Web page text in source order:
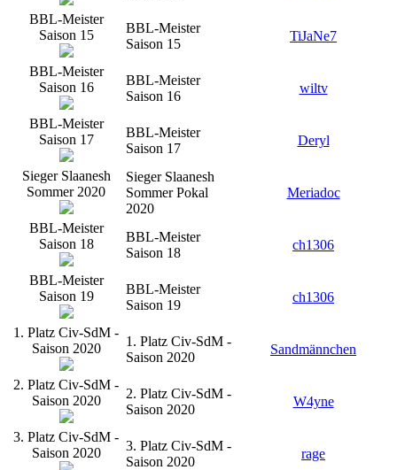
BBL-Meister
Saison 15
BBL-Meister
Saison 15
TiJaNe7
BBL-Meister
Saison 16
BBL-Meister
Saison 16
wiltv
BBL-Meister
Saison 17
BBL-Meister
Saison 17
Deryl
Sieger Slaanesh
Sommer 2020
Sieger Slaanesh
Sommer Pokal
2020
Meriadoc
BBL-Meister
Saison 18
BBL-Meister
Saison 18
ch1306
BBL-Meister
Saison 19
BBL-Meister
Saison 19
ch1306
1. Platz Civ-SdM -
Saison 2020
1. Platz Civ-SdM -
Saison 2020
Sandmännchen
2. Platz Civ-SdM -
Saison 2020
2. Platz Civ-SdM -
Saison 2020
W4yne
3. Platz Civ-SdM -
Saison 2020
3. Platz Civ-SdM -
Saison 2020
rage